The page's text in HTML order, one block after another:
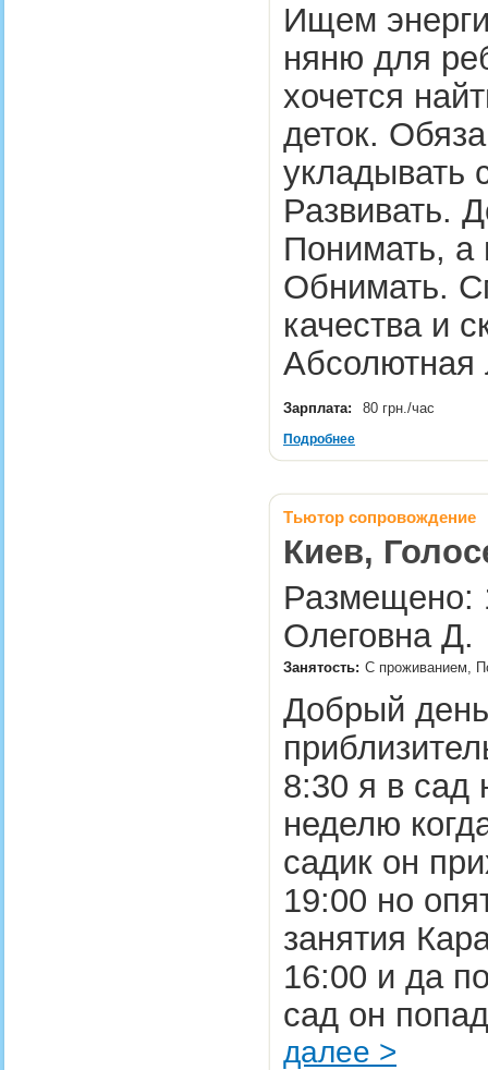
Ищем
няню для
хочется
деток.
укладывать
Развивать.
Понимать,
Обнимать.
качества и
Зарплата: 80 грн./час
Подробнее
Тьютор сопровождение
Киев,
Размещено:
Олеговна Д.
Занятость: С проживанием,
Добрый
8:30 я в сад
неделю
садик он
19:00 но
занятия
16:00 и да
сад он
далее >